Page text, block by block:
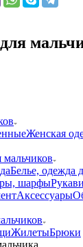
Женская
мальчиков
Белье, одежда
шарфы
Аксессуары
ЖилетыБрюки